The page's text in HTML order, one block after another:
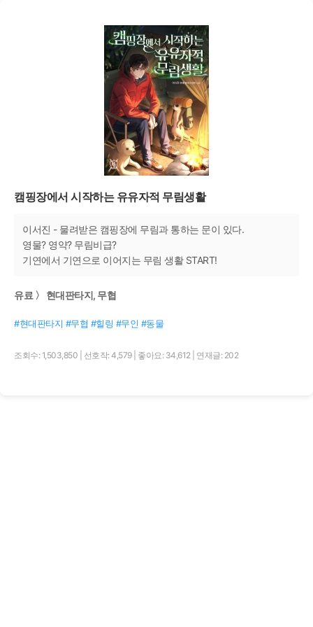
캠핑장에서 시작하는 유유자적 무림생활
이서진 - 물려받은 캠핑장에 무림과 통하는 문이 있다.
영물? 영약? 무림비급?
기연에서 기연으로 이어지는 무림 생활 START!
유료 〉 현대판타지, 무협
#현대판타지 #무협 #힐링 #무인 #동물
조회수: 1,503,850 선호작: 4,579 좋아요: 34,612 연재글: 202